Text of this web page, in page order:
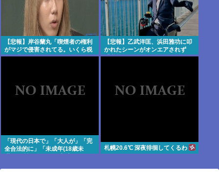
【悲報】岸谷蘭丸「喫煙者の権利
がマジで侵害されてる。いくら税
金を我々が払ってるんだ」
【悲報】乙武洋匡、浜田雅功に叩
かれたシーンがオンエアされず
「逆差別だと思って」
「現代の日本で」「大人が」「完
全合法的に」「未成年(18歳未
札幌20.6℃ 深夜徘徊してくるわ